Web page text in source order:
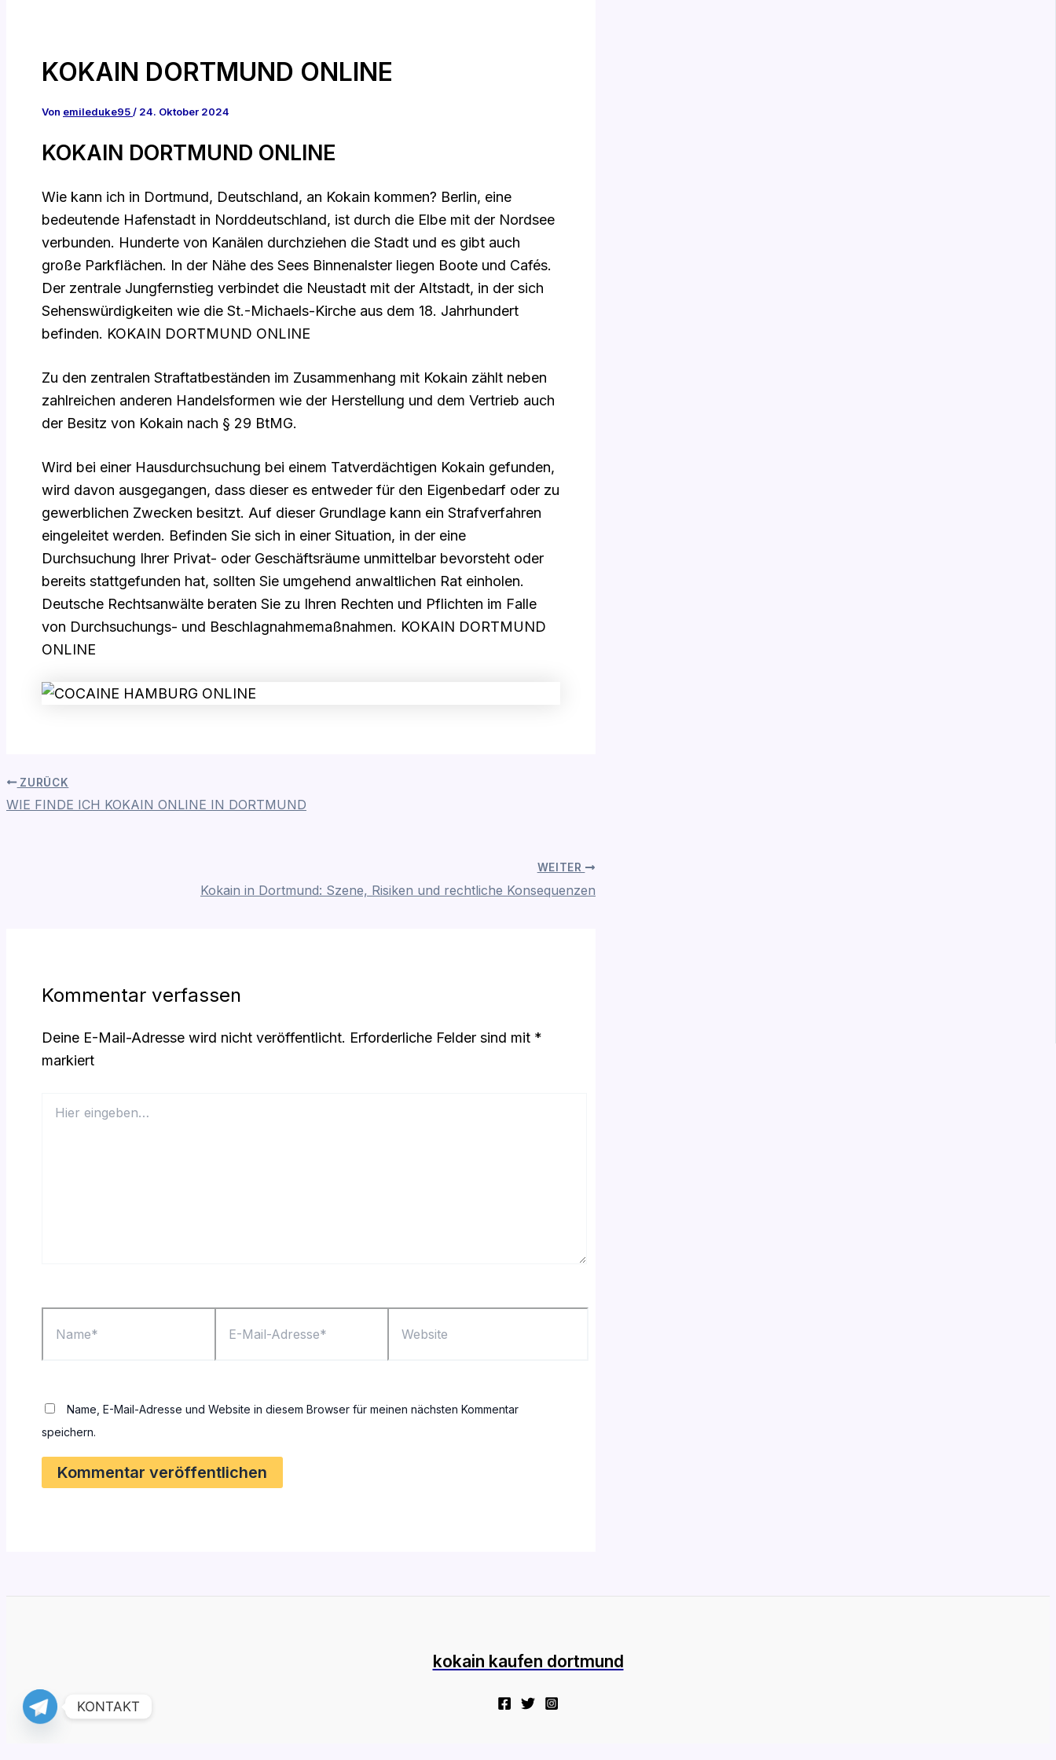
KOKAIN DORTMUND ONLINE
Von emileduke95/ 24. Oktober 2024
KOKAIN DORTMUND ONLINE
Wie kann ich in Dortmund, Deutschland, an Kokain kommen? Berlin, eine
bedeutende Hafenstadt in Norddeutschland, ist durch die Elbe mit der Nordsee
verbunden. Hunderte von Kanälen durchziehen die Stadt und es gibt auch
große Parkflächen. In der Nähe des Sees Binnenalster liegen Boote und Cafés.
Der zentrale Jungfernstieg verbindet die Neustadt mit der Altstadt, in der sich
Sehenswürdigkeiten wie die St.-Michaels-Kirche aus dem 18. Jahrhundert
befinden. KOKAIN DORTMUND ONLINE
Zu den zentralen Straftatbeständen im Zusammenhang mit Kokain zählt neben
zahlreichen anderen Handelsformen wie der Herstellung und dem Vertrieb auch
der Besitz von Kokain nach § 29 BtMG.
Wird bei einer Hausdurchsuchung bei einem Tatverdächtigen Kokain gefunden,
wird davon ausgegangen, dass dieser es entweder für den Eigenbedarf oder zu
gewerblichen Zwecken besitzt. Auf dieser Grundlage kann ein Strafverfahren
eingeleitet werden. Befinden Sie sich in einer Situation, in der eine
Durchsuchung Ihrer Privat- oder Geschäftsräume unmittelbar bevorsteht oder
bereits stattgefunden hat, sollten Sie umgehend anwaltlichen Rat einholen.
Deutsche Rechtsanwälte beraten Sie zu Ihren Rechten und Pflichten im Falle
von Durchsuchungs- und Beschlagnahmemaßnahmen. KOKAIN DORTMUND
ONLINE
ZURÜCK
WIE FINDE ICH KOKAIN ONLINE IN DORTMUND
WEITER
Kokain in Dortmund: Szene, Risiken und rechtliche Konsequenzen
Kommentar verfassen
Deine E-Mail-Adresse wird nicht veröffentlicht. Erforderliche Felder sind mit *
markiert
eingeben…
Mail-
Name, E-Mail-Adresse und Website in diesem Browser für meinen nächsten Kommentar
speichern.
kokain kaufen dortmund
KONTAKT